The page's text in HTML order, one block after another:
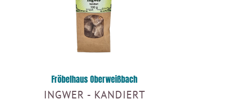
Fröbelhaus Oberweißbach
INGWER - KANDIERT